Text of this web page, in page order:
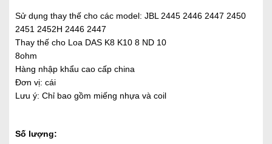
Sử dụng thay thế cho các model: JBL 2445 2446 2447 2450
2451 2452H 2446 2447
Thay thế cho Loa DAS K8 K10 8 ND 10
8ohm
Hàng nhập khẩu cao cấp china
Đơn vị: cái
Lưu ý: Chỉ bao gồm miếng nhựa và coil
Số lượng: